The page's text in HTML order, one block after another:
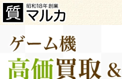
大阪・豊中市のお客様よりNintendo Switch Lite タ
天堂 ゲーム機本体の買取＆質預かり・質入れは大
（2021年2月時点の価格です）